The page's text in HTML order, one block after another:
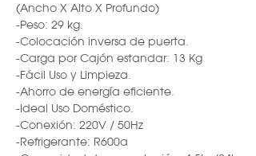
(Ancho X Alto X Profundo)
-Peso: 29 kg.
-Colocación inversa de puerta.
-Carga por Cajón estandar: 13 Kg
-Fácil Uso y Limpieza.
-Ahorro de energía eficiente.
-Ideal Uso Doméstico.
-Conexión: 220V / 50Hz
-Refrigerante: R600a